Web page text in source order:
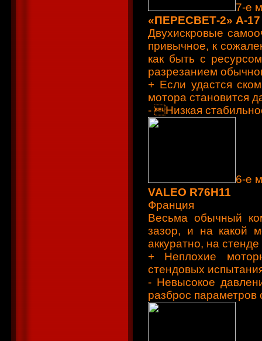
7-е
«ПЕРЕСВЕТ-2» А-
Двухискровые
привычное, к
как быть с
разрезанием
+ Если удастся
мотора становится
- Низкая
6-е
VALEO R76H11
Франция
Весьма обычный
зазор, и на какой
аккуратно, на
+ Неплохие
стендовых
- Невысокое
разброс параметров